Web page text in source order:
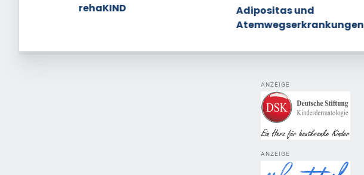
rehaKIND
Adipositas und
Atemwegserkrankungen
ANZEIGE
ANZEIGE